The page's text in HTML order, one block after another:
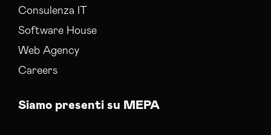
Consulenza IT
Software House
Web Agency
Careers
Siamo presenti su MEPA